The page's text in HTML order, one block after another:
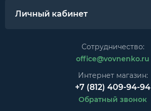
Личный кабинет
Сотрудничество:
office@vovnenko.ru
Интернет магазин:
+7 (812) 409-94-94
Обратный звонок